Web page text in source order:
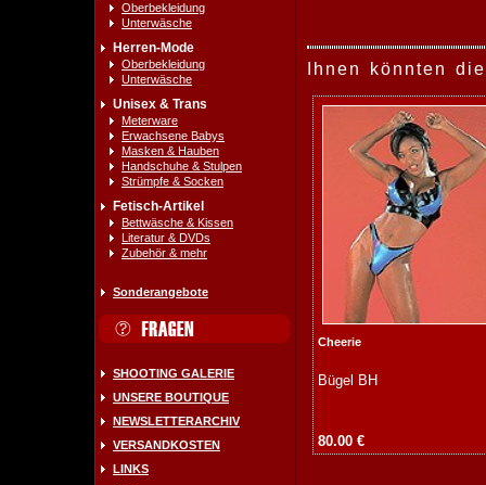
Oberbekleidung
Unterwäsche
Herren-Mode
Oberbekleidung
Unterwäsche
Unisex & Trans
Meterware
Erwachsene Babys
Masken & Hauben
Handschuhe & Stulpen
Strümpfe & Socken
Fetisch-Artikel
Bettwäsche & Kissen
Literatur & DVDs
Zubehör & mehr
Sonderangebote
SHOOTING GALERIE
UNSERE BOUTIQUE
NEWSLETTERARCHIV
VERSANDKOSTEN
LINKS
Ihnen könnten
Cheerie
Bügel BH
80.00 €